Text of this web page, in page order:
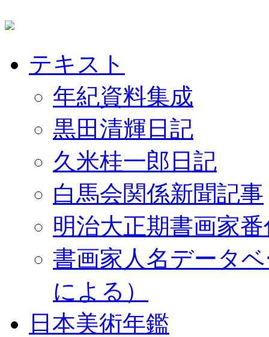
テキスト
年紀資料集成
黒田清輝日記
久米桂一郎日記
白馬会関係新聞記事
明治大正期書画家
書画家人名データ
による）
日本美術年鑑